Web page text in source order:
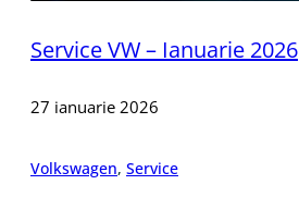
Service VW – Ianuarie 2026
27 ianuarie 2026
Volkswagen, Service